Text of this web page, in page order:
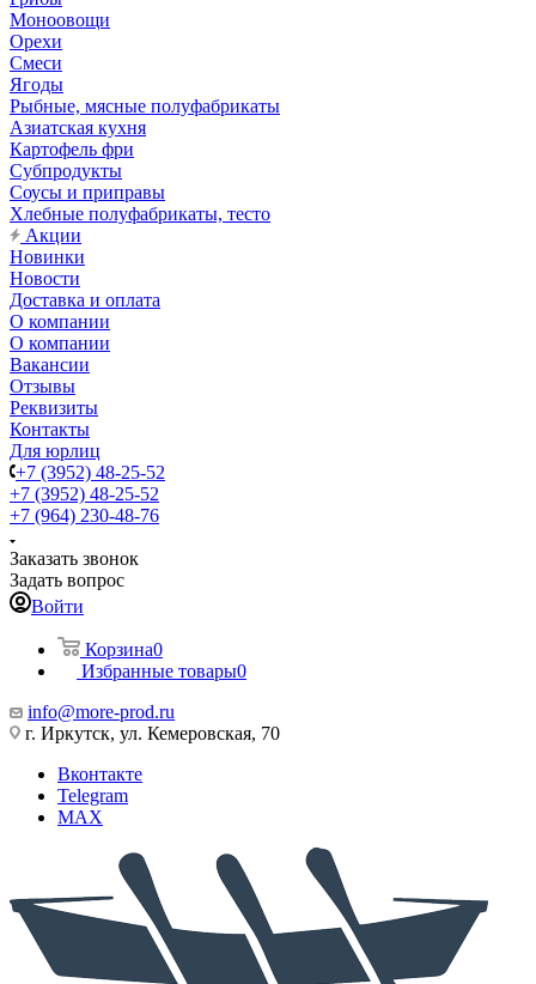
Моноовощи
Орехи
Смеси
Ягоды
Рыбные, мясные полуфабрикаты
Азиатская кухня
Картофель фри
Субпродукты
Соусы и приправы
Хлебные полуфабрикаты, тесто
Акции
Новинки
Новости
Доставка и оплата
О компании
О компании
Вакансии
Отзывы
Реквизиты
Контакты
Для юрлиц
+7 (3952) 48-25-52
+7 (3952) 48-25-52
+7 (964) 230-48-76
Заказать звонок
Задать вопрос
Войти
Корзина0
Избранные товары0
info@more-prod.ru
г. Иркутск, ул. Кемеровская, 70
Вконтакте
Telegram
MAX